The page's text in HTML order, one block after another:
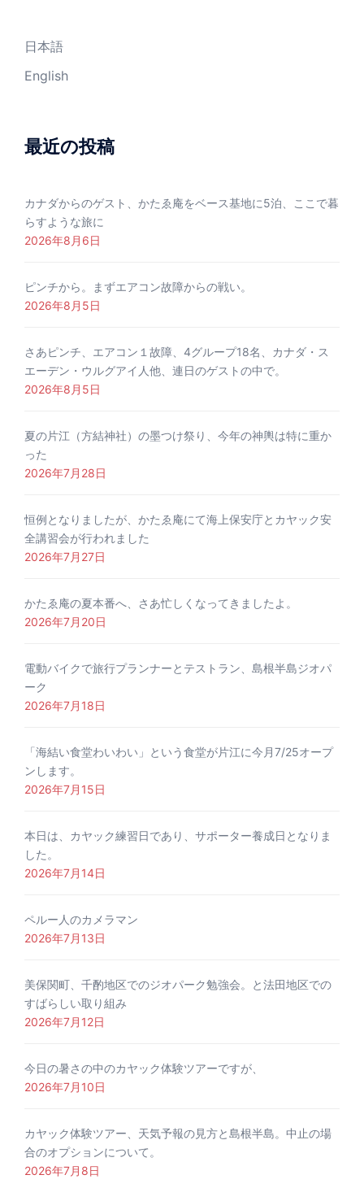
日本語
English
最近の投稿
カナダからのゲスト、かたゑ庵をベース基地に5泊、ここで暮
らすような旅に
2026年8月6日
ピンチから。まずエアコン故障からの戦い。
2026年8月5日
さあピンチ、エアコン１故障、4グループ18名、カナダ・ス
エーデン・ウルグアイ人他、連日のゲストの中で。
2026年8月5日
夏の片江（方結神社）の墨つけ祭り、今年の神輿は特に重か
った
2026年7月28日
恒例となりましたが、かたゑ庵にて海上保安庁とカヤック安
全講習会が行われました
2026年7月27日
かたゑ庵の夏本番へ、さあ忙しくなってきましたよ。
2026年7月20日
電動バイクで旅行プランナーとテストラン、島根半島ジオパ
ーク
2026年7月18日
「海結い食堂わいわい」という食堂が片江に今月7/25オープ
ンします。
2026年7月15日
本日は、カヤック練習日であり、サポーター養成日となりま
した。
2026年7月14日
ペルー人のカメラマン
2026年7月13日
美保関町、千酌地区でのジオパーク勉強会。と法田地区での
すばらしい取り組み
2026年7月12日
今日の暑さの中のカヤック体験ツアーですが、
2026年7月10日
カヤック体験ツアー、天気予報の見方と島根半島。中止の場
合のオプションについて。
2026年7月8日